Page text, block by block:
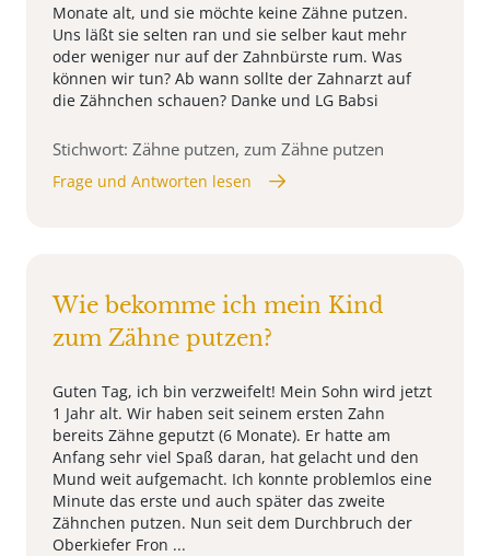
Monate alt, und sie möchte keine Zähne putzen.
Uns läßt sie selten ran und sie selber kaut mehr
oder weniger nur auf der Zahnbürste rum. Was
können wir tun? Ab wann sollte der Zahnarzt auf
die Zähnchen schauen? Danke und LG Babsi
Stichwort: Zähne putzen, zum Zähne putzen
Frage und Antworten lesen
Wie bekomme ich mein Kind
zum Zähne putzen?
Guten Tag, ich bin verzweifelt! Mein Sohn wird jetzt
1 Jahr alt. Wir haben seit seinem ersten Zahn
bereits Zähne geputzt (6 Monate). Er hatte am
Anfang sehr viel Spaß daran, hat gelacht und den
Mund weit aufgemacht. Ich konnte problemlos eine
Minute das erste und auch später das zweite
Zähnchen putzen. Nun seit dem Durchbruch der
Oberkiefer Fron ...